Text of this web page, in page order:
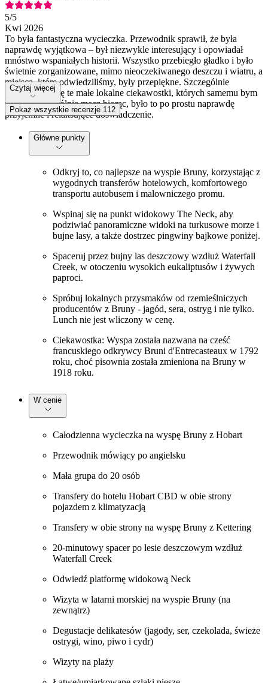
5/5
Kwi 2026
To była fantastyczna wycieczka. Przewodnik sprawił, że była
naprawdę wyjątkowa – był niezwykle interesujący i opowiadał
mnóstwo wspaniałych historii. Wszystko przebiegło gładko i było
świetnie zorganizowane, mimo nieoczekiwanego deszczu i wiatru, a
miejsca, które odwiedziliśmy, były przepiękne. Szczególnie
podobały mi się te małe lokalne ciekawostki, których samemu bym
nie odkrył. Ogólnie rzecz biorąc, było to po prostu naprawdę
przyjemne i relaksujące doświadczenie.
Czytaj więcej
Pokaż wszystkie recenzje 112
Główne punkty
Odkryj to, co najlepsze na wyspie Bruny, korzystając z
wygodnych transferów hotelowych, komfortowego
transportu autobusem i malowniczego promu.
Wspinaj się na punkt widokowy The Neck, aby
podziwiać panoramiczne widoki na turkusowe morze i
bujne lasy, a także dostrzec pingwiny bajkowe poniżej.
Spaceruj przez bujny las deszczowy wzdłuż Waterfall
Creek, w otoczeniu wysokich eukaliptusów i żywych
paproci.
Spróbuj lokalnych przysmaków od rzemieślniczych
producentów z Bruny - jagód, sera, ostryg i nie tylko.
Lunch nie jest wliczony w cenę.
Ciekawostka: Wyspa została nazwana na cześć
francuskiego odkrywcy Bruni d'Entrecasteaux w 1792
roku, choć pisownia została zmieniona na Bruny w
1918 roku.
W cenie
Całodzienna wycieczka na wyspę Bruny z Hobart
Przewodnik mówiący po angielsku
Mała grupa do 20 osób
Transfery do hotelu Hobart CBD w obie strony
pojazdem z klimatyzacją
Transfery w obie strony na wyspę Bruny z Kettering
20-minutowy spacer po lesie deszczowym wzdłuż
Waterfall Creek
Odwiedź platformę widokową Neck
Wizyta w latarni morskiej na wyspie Bruny (na
zewnątrz)
Degustacje delikatesów (jagody, ser, czekolada, świeże
ostrygi, wino, piwo i cydr)
Wizyty na plaży